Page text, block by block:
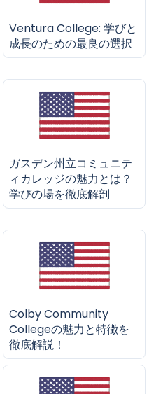
Ventura College: 学びと
成長のための最良の選択
ガスデン州立コミュニテ
ィカレッジの魅力とは？
学びの場を徹底解剖
Colby Community
Collegeの魅力と特徴を
徹底解説！